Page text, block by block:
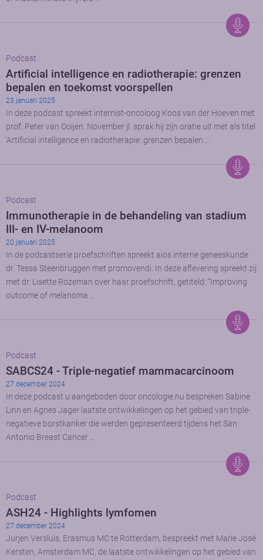
Podcast
Artificial intelligence en radiotherapie: grenzen
bepalen en toekomst voorspellen
23 januari 2025
In deze podcast spreekt internist-oncoloog Koos van der Hoeven met
prof. Peter van Ooijen. November jl. sprak hij zijn oratie uit met als titel
‘Artificial intelligence en radiotherapie: grenzen bepalen …
Podcast
Immunotherapie in de behandeling van stadium
III- en IV-melanoom
20 januari 2025
In de podcastserie proefschriften spreekt aios interne geneeskunde
dr. Tessa Steenbruggen met promovendi. In deze aflevering spreekt zij
met dr. Lisette Rozeman over haar proefschrift, getiteld: “Improving
outcome of melanoma …
Podcast
SABCS24 - Triple-negatief mammacarcinoom
27 december 2024
In deze podcast u aangeboden door oncologie.nu bespreken Sabine
Linn en Agnes Jager laatste ontwikkelingen op het gebied van triple-
negatieve borstkanker die werden gepresenteerd tijdens het San
Antonio Breast Cancer …
Podcast
ASH24 - Highlights lymfomen
27 december 2024
Jurjen Versluis, Erasmus MC te Rotterdam, bespreekt met Marie José
Kersten, Amsterdam MC, de laatste ontwikkelingen op het gebied van